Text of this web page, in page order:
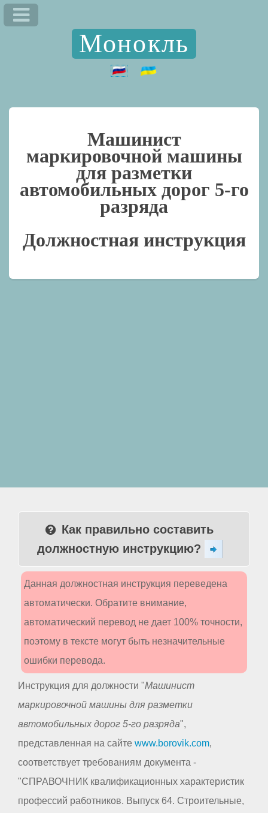
Монокль
Машинист
маркировочной машины
для разметки
автомобильных дорог 5-го
разряда
Должностная инструкция
Как правильно составить
должностную инструкцию?
Данная должностная инструкция переведена
автоматически. Обратите внимание,
автоматический перевод не дает 100% точности,
поэтому в тексте могут быть незначительные
ошибки перевода.
Инструкция для должности "Машинист
маркировочной машины для разметки
автомобильных дорог 5-го разряда",
представленная на сайте www.borovik.com,
соответствует требованиям документа -
"СПРАВОЧНИК квалификационных характеристик
профессий работников. Выпуск 64. Строительные,